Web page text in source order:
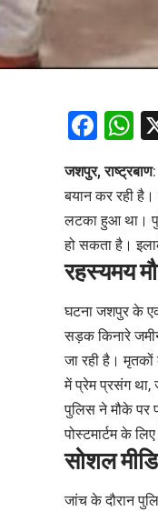
जशपुर, राष्ट्रबाण
बयान कर रही
लटका हुआ था।
हो सकता है।
रहस्यमय
घटना जशपुर के
सड़क किनारे
जा रही है।
में प्रेम प्रसंग था,
पुलिस ने मौके पर
पोस्टमार्टम के
सोशल
जांच के दौरान